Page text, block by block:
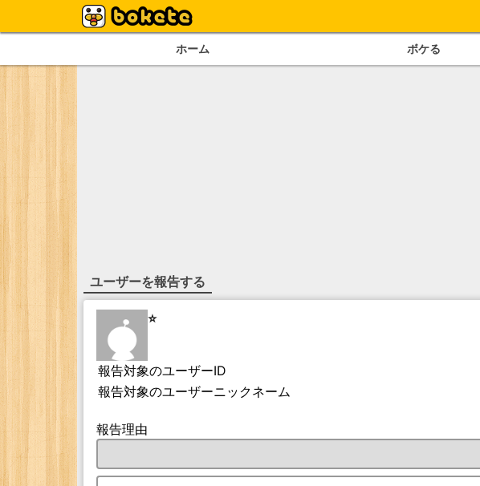
ホーム ボケる
ユーザーを報告する
⭐️
報告対象のユーザーID
報告対象のユーザーニックネーム
報告理由